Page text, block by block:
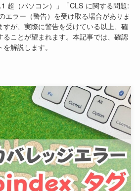
超（パソコン）」「CLS に関する問題:
エラー（警告）を受け取る場合がありま
すが、実際に警告を受けている以上、確
ることが望まれます。本記事では、確認
解説します。